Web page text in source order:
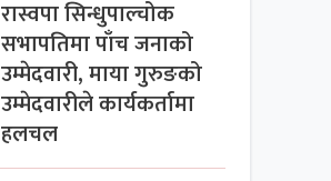
रास्वपा सिन्धुपाल्चोक
सभापतिमा पाँच जनाको
उम्मेदवारी, माया गुरुङको
उम्मेदवारीले कार्यकर्तामा
हलचल